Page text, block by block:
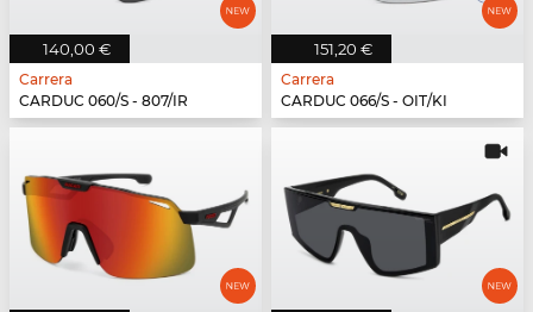
140,00 €
Carrera
CARDUC 060/S - 807/IR
151,20 €
Carrera
CARDUC 066/S - OIT/KI